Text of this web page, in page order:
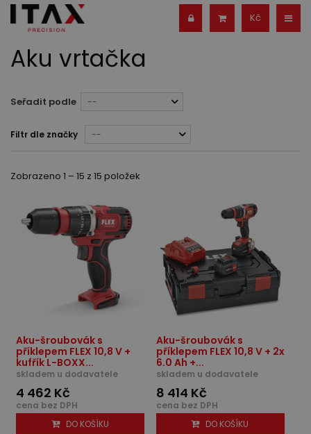
Kč
Aku vrtačka
Seřadit podle --
Filtr dle značky --
Zobrazeno 1 – 15 z 15 položek
Aku-šroubovák s
příklepem FLEX 10,8 V +
kufřík L-BOXX...
skladem u dodavatele
4 462 Kč
cena bez DPH
DO KOŠÍKU
Aku-šroubovák s
příklepem FLEX 10,8 V + 2x
6.0 Ah +...
skladem u dodavatele
8 414 Kč
cena bez DPH
DO KOŠÍKU